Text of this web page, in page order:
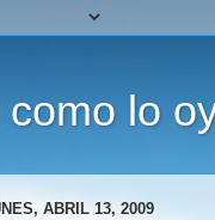
como lo
ABRIL 13, 2009